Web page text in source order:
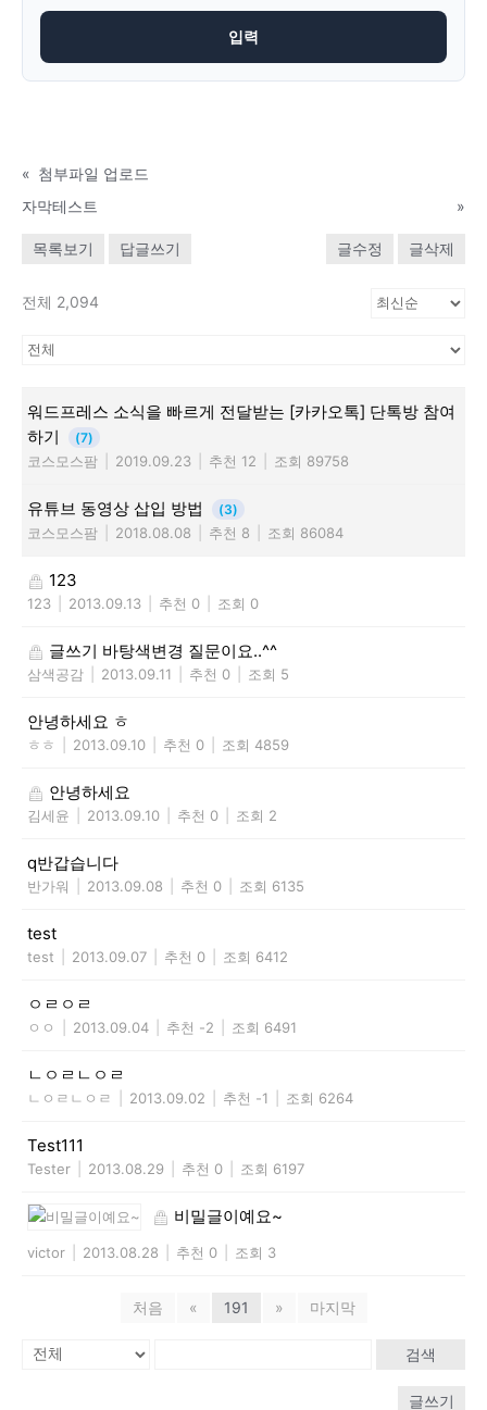
« 첨부파일 업로드
자막테스트
»
목록보기 답글쓰기 글수정 글삭제
전체 2,094
워드프레스 소식을 빠르게 전달받는 [카카오톡] 단톡방 참여
하기
(7)
코스모스팜 2019.09.23 추천 12 조회 89758
유튜브 동영상 삽입 방법 (3)
코스모스팜 2018.08.08 추천 8 조회 86084
123
123 2013.09.13 추천 0 조회 0
글쓰기 바탕색변경 질문이요..^^
삼색공감 2013.09.11 추천 0 조회 5
안녕하세요 ㅎ
ㅎㅎ 2013.09.10 추천 0 조회 4859
안녕하세요
김세윤 2013.09.10 추천 0 조회 2
q반갑습니다
반가워 2013.09.08 추천 0 조회 6135
test
test 2013.09.07 추천 0 조회 6412
ㅇㄹㅇㄹ
ㅇㅇ 2013.09.04 추천 -2 조회 6491
ㄴㅇㄹㄴㅇㄹ
ㄴㅇㄹㄴㅇㄹ 2013.09.02 추천 -1 조회 6264
Test111
Tester 2013.08.29 추천 0 조회 6197
비밀글이예요~
victor 2013.08.28 추천 0 조회 3
처음 « 191 » 마지막
검색
글쓰기